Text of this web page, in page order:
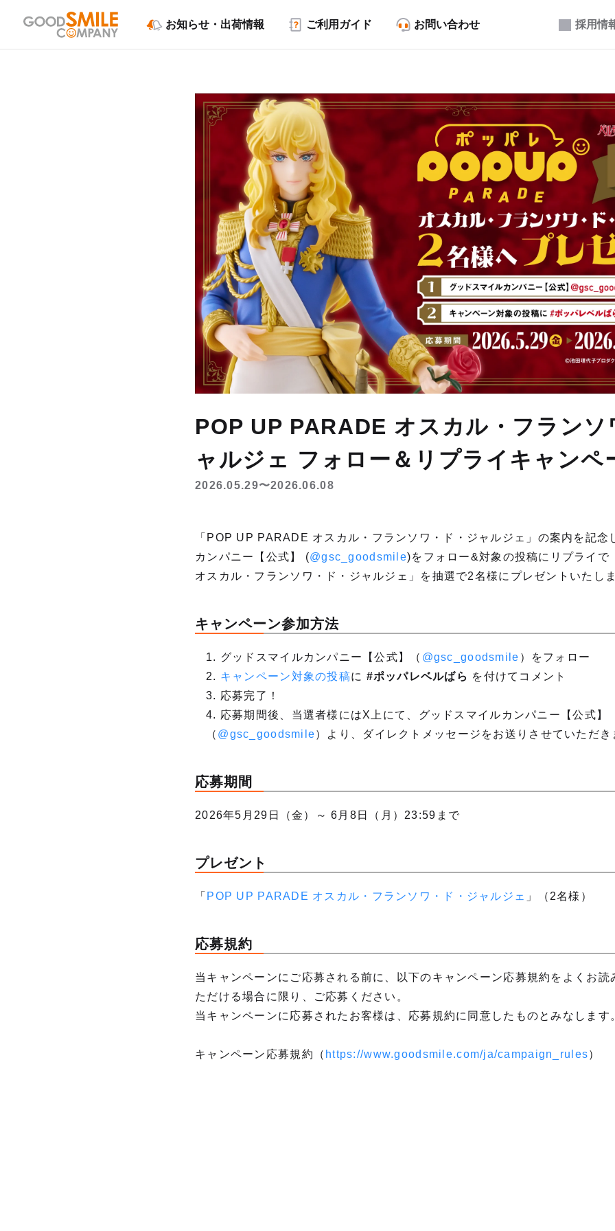
採用情
お知らせ・出荷情報 ご利用ガイド お問い合わせ
POP UP PARADE オスカル・フランソ
ャルジェ フォロー＆リプライキャンペ
2026.05.29〜2026.06.08
「POP UP PARADE オスカル・フランソワ・ド・ジャルジェ」の案内を記念
カンパニー【公式】 (@gsc_goodsmile)をフォロー&対象の投稿にリプライ
オスカル・フランソワ・ド・ジャルジェ」を抽選で2名様にプレゼントいたし
キャンペーン参加方法
1. グッドスマイルカンパニー【公式】（ @gsc_goodsmile ）をフォロー
2. キャンペーン対象の投稿に #ポッパレベルばら を付けてコメント
3. 応募完了！
4. 応募期間後、当選者様にはX上にて、グッドスマイルカンパニー【公式】
（ @gsc_goodsmile）より、ダイレクトメッセージをお送りさせていただき
応募期間
2026年5月29日（金）～ 6月8日（月）23:59まで
プレゼント
「 POP UP PARADE オスカル・フランソワ・ド・ジャルジェ 」（2名様）
応募規約
当キャンペーンにご応募される前に、以下のキャンペーン応募規約をよくお読
ただける場合に限り、ご応募ください。
当キャンペーンに応募されたお客様は、応募規約に同意したものとみなします
キャンペーン応募規約（ https://www.goodsmile.com/ja/campaign_rules）